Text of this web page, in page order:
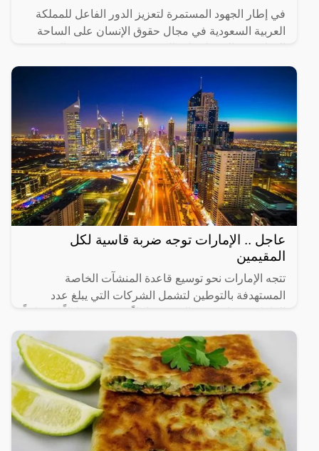
في إطار الجهود المستمرة لتعزيز الدور الفاعل للمملكة
العربية السعودية في مجال حقوق الإنسان على الساحة
عاجل .. الإمارات توجه ضربة قاسية لكل
المقيمين
تتجه الإمارات نحو توسيع قاعدة المنشآت الخاصة
المستهدفة بالتوطين لتشمل الشركات التي يبلغ عدد
رئيساً تم